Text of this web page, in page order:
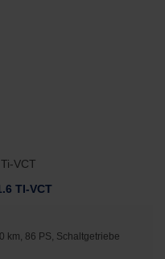
TI-VCT
km, 86 PS, Schaltgetriebe